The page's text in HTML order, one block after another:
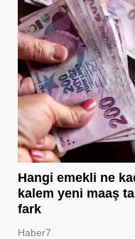
Hangi emekli ne
kalem yeni maaş
fark
Haber7